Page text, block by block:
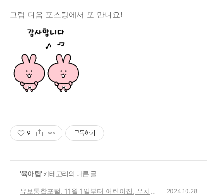
그럼 다음 포스팅에서 또 만나요!
9 구독하기
'육아 팁' 카테고리의 다른 글
유보통합포털, 11월 1일부터 어린이집, 유치원
2024.10.28